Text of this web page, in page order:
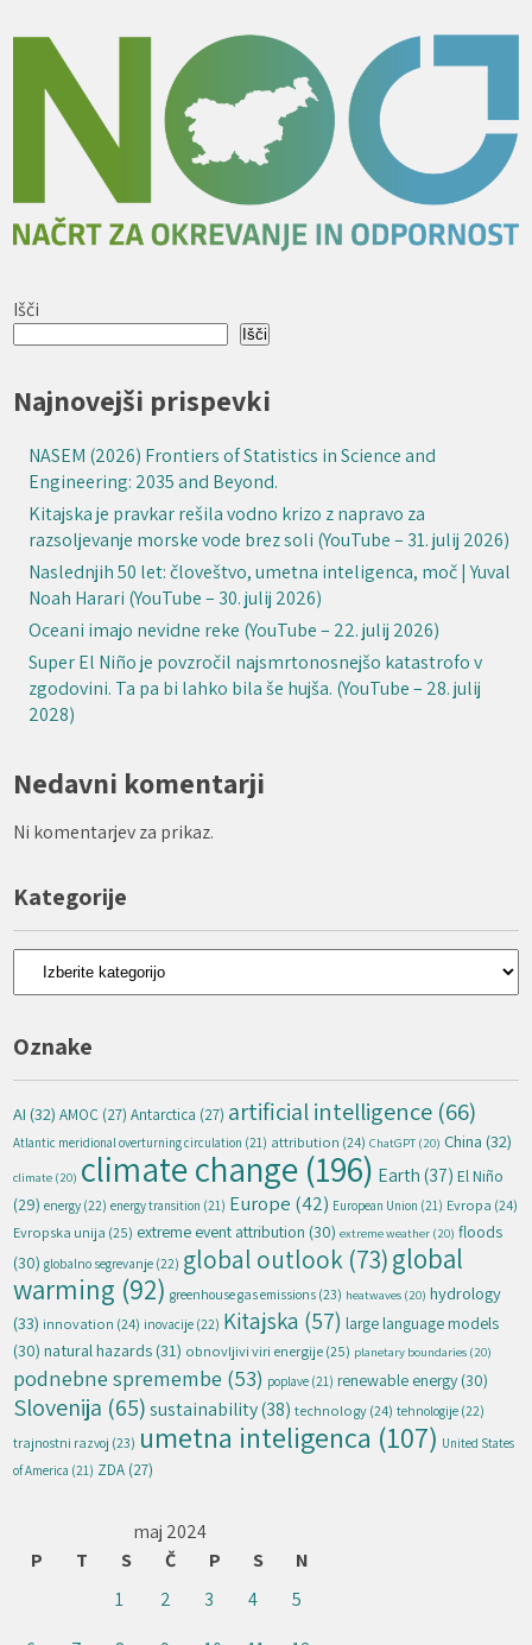
Išči
Išči
Najnovejši prispevki
NASEM (2026) Frontiers of Statistics in Science and
Engineering: 2035 and Beyond.
Kitajska je pravkar rešila vodno krizo z napravo za
razsoljevanje morske vode brez soli (YouTube – 31. julij 2026)
Naslednjih 50 let: človeštvo, umetna inteligenca, moč | Yuval
Noah Harari (YouTube – 30. julij 2026)
Oceani imajo nevidne reke (YouTube – 22. julij 2026)
Super El Niño je povzročil najsmrtonosnejšo katastrofo v
zgodovini. Ta pa bi lahko bila še hujša. (YouTube – 28. julij
2028)
Nedavni komentarji
Ni komentarjev za prikaz.
Kategorije
Kategorije
Oznake
AI (32) AMOC (27) Antarctica (27) artificial intelligence (66)
Atlantic meridional overturning circulation (21) attribution (24) ChatGPT (20) China (32)
climate (20) climate change (196) Earth (37) El Niño
(29) energy (22) energy transition (21) Europe (42) European Union (21) Evropa (24)
Evropska unija (25) extreme event attribution (30) extreme weather (20) floods
(30) globalno segrevanje (22) global outlook (73)global
warming (92) greenhouse gas emissions (23) heatwaves (20) hydrology
(33) innovation (24) inovacije (22) Kitajska (57) large language models
(30) natural hazards (31) obnovljivi viri energije(25) planetary boundaries (20)
podnebne spremembe (53) poplave (21) renewable energy (30)
Slovenija (65) sustainability(38) technology(24) tehnologije (22)
trajnostni razvoj (23) umetna inteligenca (107) United States
of America (21) ZDA (27)
maj 2024
P
T S Č P S
N
1
2 3 4
5